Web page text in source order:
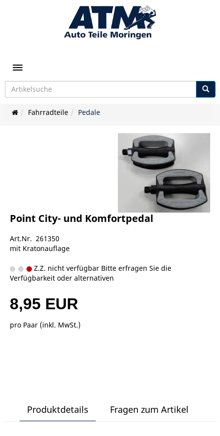
Toggle navigation
Fahrradteile Pedale
Point City- und Komfortpedal
Art.Nr. 261350
mit Kratonauflage
Z.Z. nicht verfügbar Bitte erfragen Sie die
Verfügbarkeit oder alternativen
8,95 EUR
pro Paar (inkl. MwSt.)
Produktdetails Fragen zum Artikel